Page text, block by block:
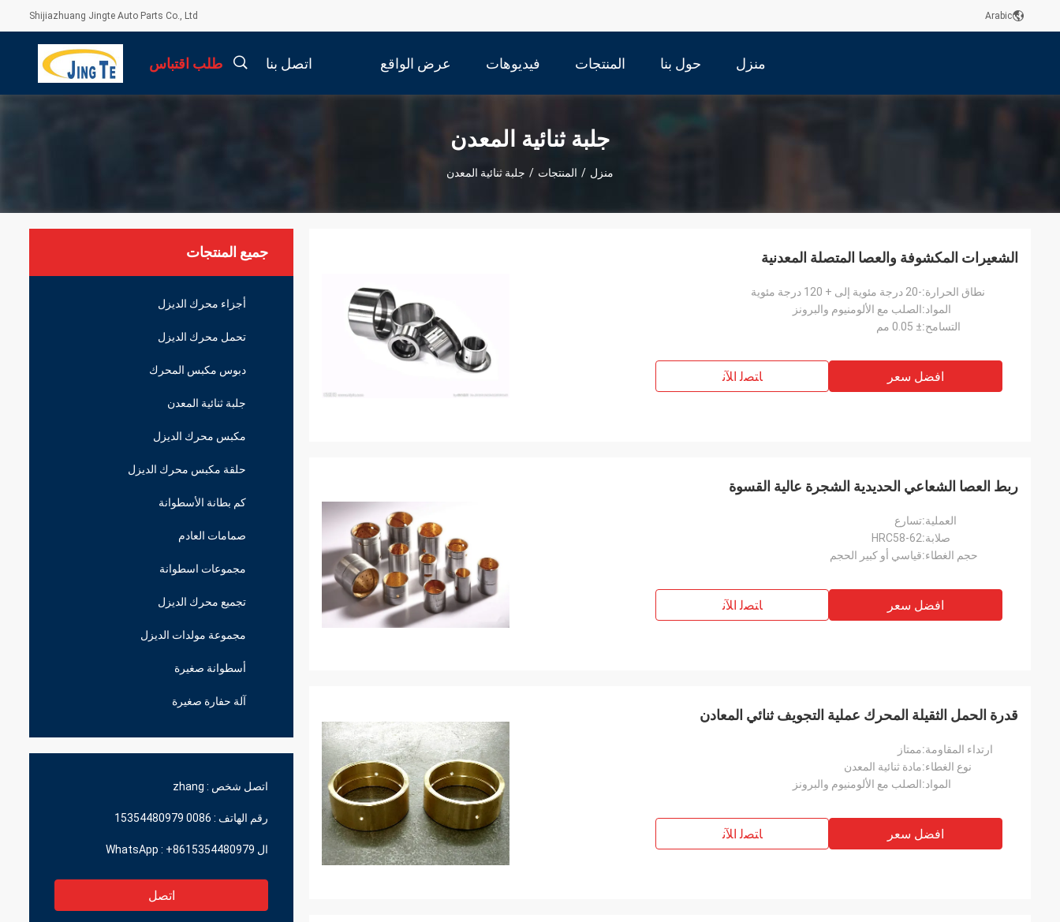
Shijiazhuang Jingte Auto Parts Co., Ltd Arabic
منزل حول بنا المنتجات فيديوهات عرض الواقع اتصل بنا طلب اقتباس
جلبة ثنائية المعدن
منزل / المنتجات / جلبة ثنائية المعدن
جميع المنتجات
أجزاء محرك الديزل
تحمل محرك الديزل
دبوس مكبس المحرك
جلبة ثنائية المعدن
مكبس محرك الديزل
حلقة مكبس محرك الديزل
كم بطانة الأسطوانة
صمامات العادم
مجموعات اسطوانة
تجميع محرك الديزل
مجموعة مولدات الديزل
أسطوانة صغيرة
آلة حفارة صغيرة
اتصل شخص : zhang
رقم الهاتف : 0086 15354480979
ال WhatsApp : +8615354480979
اتصل
الشعيرات المكشوفة والعصا المتصلة المعدنية
نطاق الحرارة:-20 درجة مئوية إلى + 120 درجة مئوية
المواد:الصلب مع الألومنيوم والبرونز
التسامح:± 0.05 مم
افضل سعر ﺎﺘﺼﻟ ﺍﻶﻧ
ربط العصا الشعاعي الحديدية الشجرة عالية القسوة
العملية:تسارع
صلابة:HRC58-62
حجم الغطاء:قياسي أو كبير الحجم
افضل سعر ﺎﺘﺼﻟ ﺍﻶﻧ
قدرة الحمل الثقيلة المحرك عملية التجويف ثنائي المعادن
ارتداء المقاومة:ممتاز
نوع الغطاء:مادة ثنائية المعدن
المواد:الصلب مع الألومنيوم والبرونز
افضل سعر ﺎﺘﺼﻟ ﺍﻶﻧ